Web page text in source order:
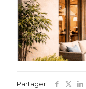
Partager